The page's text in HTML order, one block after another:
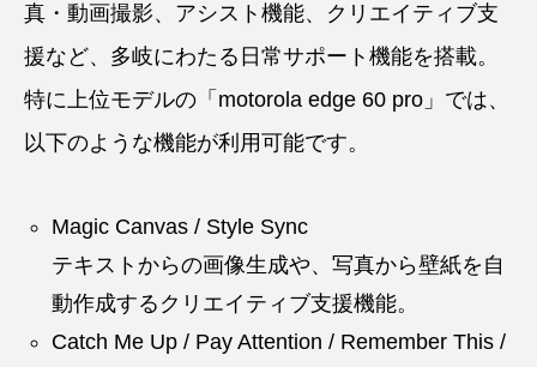
真・動画撮影、アシスト機能、クリエイティブ支
援など、多岐にわたる日常サポート機能を搭載。
特に上位モデルの「motorola edge 60 pro」では、
以下のような機能が利用可能です。
Magic Canvas / Style Sync
テキストからの画像生成や、写真から壁紙を自
動作成するクリエイティブ支援機能。
Catch Me Up / Pay Attention / Remember This /